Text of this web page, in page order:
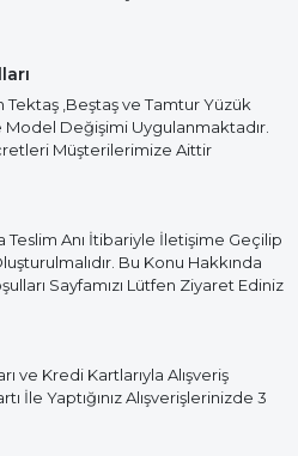
Tektaş ,Beştaş ve Tamtur Yüzük
Değişimi Uygulanmaktadır.
Müşterilerimize Aittir
Teslim Anı İtibariyle İletişime Geçilip
Bu Konu Hakkında
Sayfamızı Lütfen Ziyaret Ediniz
ve Kredi Kartlarıyla Alışveriş
İle Yaptığınız Alışverişlerinizde 3